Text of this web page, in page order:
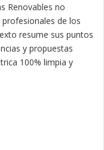
Renovables no
profesionales de los
resume sus puntos
y propuestas
100% limpia y